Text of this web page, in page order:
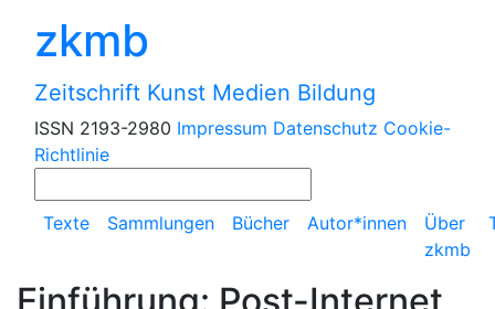
zkmb
Zeitschrift Kunst Medien Bildung
ISSN 2193-2980 Impressum Datenschutz Cookie-
Richtlinie
Texte Sammlungen Bücher Autor*innen
Über
zkmb